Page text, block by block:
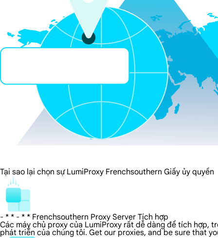
Tại sao lại chọn sự LumiProxy Frenchsouthern Giấy ủy quyền
- * * - * * Frenchsouthern Proxy Server Tích hợp
Các máy chủ proxy của LumiProxy rất dễ dàng để tích hợp,
phát triển của chúng tôi. Get our proxies, and be sure that